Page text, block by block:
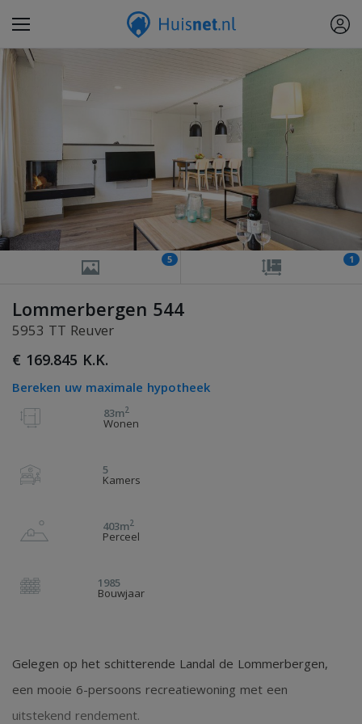
5 1
Lommerbergen 544
5953 TT Reuver
€ 169.845 K.K.
Bereken uw maximale hypotheek
83m2
Wonen
5
Kamers
403m2
Perceel
1985
Bouwjaar
Gelegen op het schitterende Landal de Lommerbergen,
een mooie 6-persoons recreatiewoning met een
uitstekend rendement.